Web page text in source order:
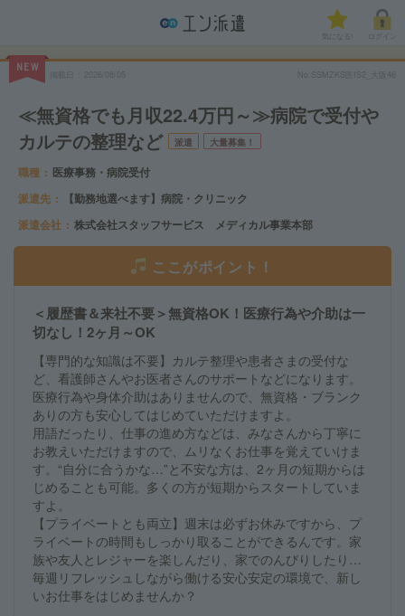
気になる!
NEW
2026/08/05 No.SSMZKS医IS2_大阪46
≪無資格でも月収22.4万円～≫病院で受付や
カルテの整理など
派遣 大量募集！
職種
医療事務・病院受付
派遣先
【勤務地選べます】病院・クリニック
派遣会社
株式会社スタッフサービス メディカル事業本部
ここがポイント！
＜履歴書＆来社不要＞無資格OK！医療行為や介助は一
切なし！2ヶ月～OK
【専門的な知識は不要】カルテ整理や患者さまの受付な
ど、看護師さんやお医者さんのサポートなどになります。
医療行為や身体介助はありませんので、無資格・ブランク
ありの方も安心してはじめていただけますよ。
用語だったり、仕事の進め方などは、みなさんから丁寧に
お教えいただけますので、ムリなくお仕事を覚えていけま
す。“自分に合うかな…”と不安な方は、2ヶ月の短期からは
じめることも可能。多くの方が短期からスタートしていま
すよ。
【プライベートとも両立】週末は必ずお休みですから、プ
ライベートの時間もしっかり取ることができるんです。家
族や友人とレジャーを楽しんだり、家でのんびりしたり…
毎週リフレッシュしながら働ける安心安定の環境で、新し
いお仕事をはじめませんか？